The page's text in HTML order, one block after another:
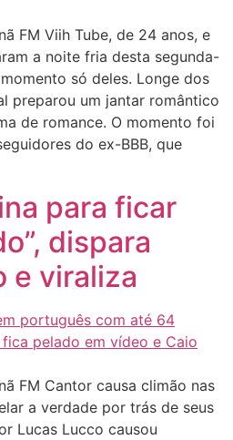
FM Viih Tube, de 24 anos, e
a noite fria desta segunda-
só deles. Longe dos
preparou um jantar romântico
de romance. O momento foi
do ex-BBB, que
para ficar
dispara
e viraliza
FM Cantor causa climão nas
a verdade por trás de seus
Lucas Lucco causou